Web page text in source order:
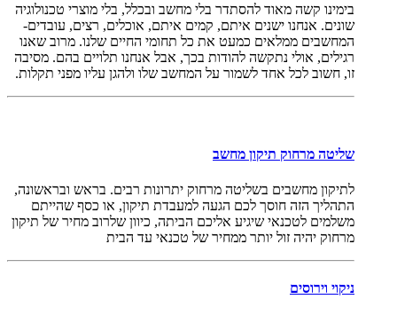
בימינו קשה מאוד להסתדר בלי מחשב ובכלל, בלי מוצרי טכנולוגיה
שונים. אנחנו ישנים איתם, קמים איתם, אוכלים, רצים, עובדים-
המחשבים ממלאים כמעט את כל תחומי החיים שלנו. מרוב שאנו
רגילים, אולי נתקשה להודות בכך, אבל אנחנו תלויים בהם. מסיבה
זו, חשוב לכל אחד לשמור על המחשב שלו ולהגן עליו מפני תקלות.
שליטה מרחוק תיקון מחשב
לתיקון מחשבים בשליטה מרחוק יתרונות רבים. בראש ובראשונה,
התהליך הזה חוסך לכם הגעה למעבדת תיקון, או כסף שהייתם
משלמים לטכנאי שיגיע אליכם הביתה, כיוון שלרוב מחיר של תיקון
מרחוק יהיה זול יותר ממחיר של טכנאי עד הבית
ניקוי וירוסים